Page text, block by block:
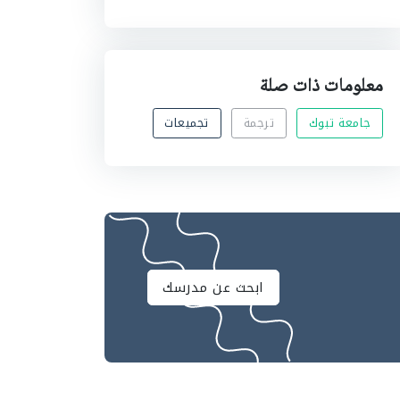
معلومات ذات صلة
جامعة تبوك ترجمة تجميعات
ابحث عن مدرسك